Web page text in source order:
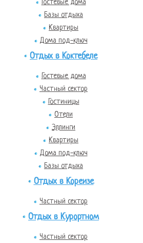
Гостевые дома
Базы отдыха
Квартиры
Дома под-ключ
Отдых в Коктебеле
Гостевые дома
Частный сектор
Гостиницы
Отели
Эллинги
Квартиры
Дома под-ключ
Базы отдыха
Отдых в Кореизе
Частный сектор
Отдых в Курортном
Частный сектор